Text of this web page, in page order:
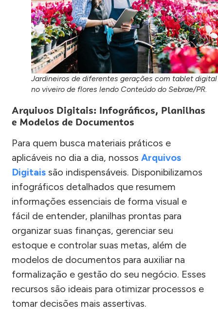
Jardineiros de diferentes gerações com tablet digital
no viveiro de flores lendo Conteúdo do Sebrae/PR.
Arquivos Digitais: Infográficos, Planilhas
e Modelos de Documentos
Para quem busca materiais práticos e
aplicáveis no dia a dia, nossos Arquivos
Digitais são indispensáveis. Disponibilizamos
infográficos detalhados que resumem
informações essenciais de forma visual e
fácil de entender, planilhas prontas para
organizar suas finanças, gerenciar seu
estoque e controlar suas metas, além de
modelos de documentos para auxiliar na
formalização e gestão do seu negócio. Esses
recursos são ideais para otimizar processos e
tomar decisões mais assertivas.